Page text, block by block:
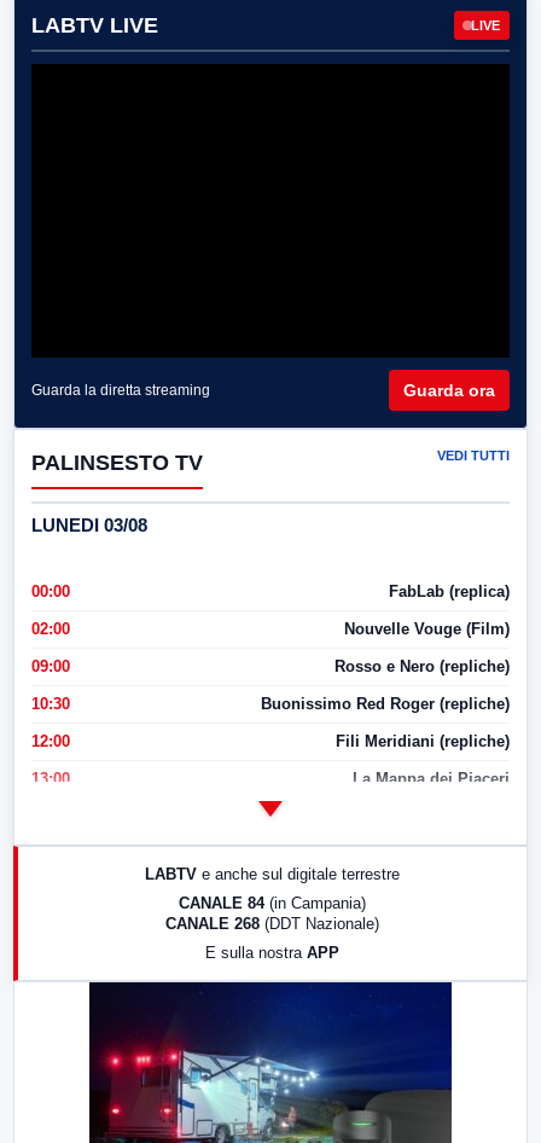
LABTV LIVE LIVE
Guarda la diretta streaming Guarda ora
PALINSESTO TV VEDI TUTTI
LUNEDI 03/08
00:00 FabLab (replica)
02:00 Nouvelle Vouge (Film)
09:00 Rosso e Nero (repliche)
10:30 Buonissimo Red Roger (repliche)
12:00 Fili Meridiani (repliche)
13:00 La Mappa dei Piaceri
LABTV e anche sul digitale terrestre
CANALE 84 (in Campania)
CANALE 268 (DDT Nazionale)
E sulla nostra APP